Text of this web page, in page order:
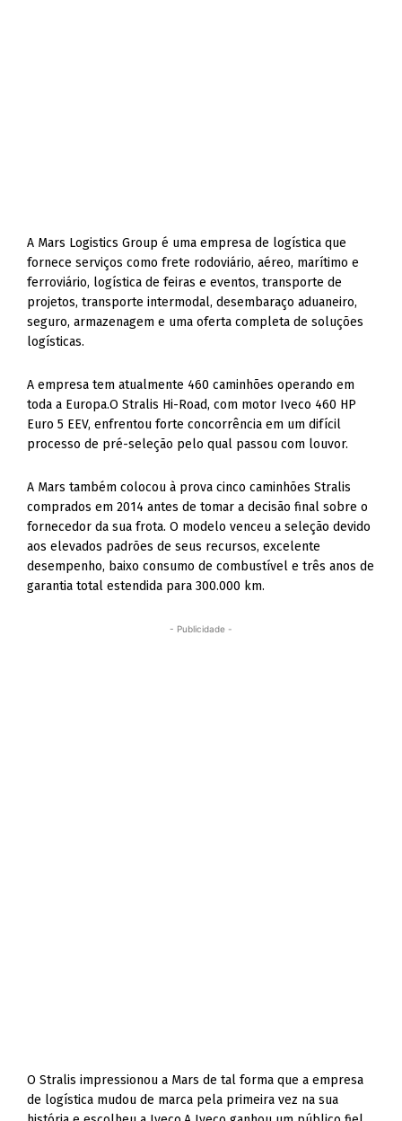
A Mars Logistics Group é uma empresa de logística que
fornece serviços como frete rodoviário, aéreo, marítimo e
ferroviário, logística de feiras e eventos, transporte de
projetos, transporte intermodal, desembaraço aduaneiro,
seguro, armazenagem e uma oferta completa de soluções
logísticas.
A empresa tem atualmente 460 caminhões operando em
toda a Europa.O Stralis Hi-Road, com motor Iveco 460 HP
Euro 5 EEV, enfrentou forte concorrência em um difícil
processo de pré-seleção pelo qual passou com louvor.
A Mars também colocou à prova cinco caminhões Stralis
comprados em 2014 antes de tomar a decisão final sobre o
fornecedor da sua frota. O modelo venceu a seleção devido
aos elevados padrões de seus recursos, excelente
desempenho, baixo consumo de combustível e três anos de
garantia total estendida para 300.000 km.
- Publicidade -
O Stralis impressionou a Mars de tal forma que a empresa
de logística mudou de marca pela primeira vez na sua